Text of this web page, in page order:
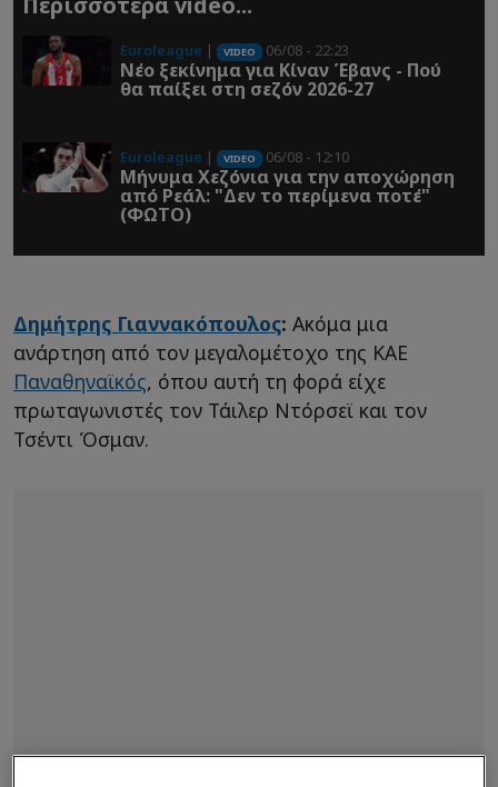
Euroleague | VIDEO 06/08 - 22:23
Νέο ξεκίνημα για Κίναν Έβανς - Πού
θα παίξει στη σεζόν 2026-27
Euroleague | VIDEO 06/08 - 12:10
Μήνυμα Χεζόνια για την αποχώρηση
από Ρεάλ: "Δεν το περίμενα ποτέ"
(ΦΩΤΟ)
Δημήτρης Γιαννακόπουλος: Ακόμα μια
ανάρτηση από τον μεγαλομέτοχο της ΚΑΕ
Παναθηναϊκός, όπου αυτή τη φορά είχε
πρωταγωνιστές τον Τάιλερ Ντόρσεϊ και τον
Τσέντι Όσμαν.